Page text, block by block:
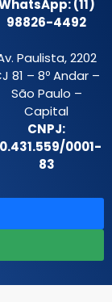
(11)
98826-4492
Paulista, 2202
81 – 8º Andar –
São Paulo –
Capital
CNPJ:
0001-
83